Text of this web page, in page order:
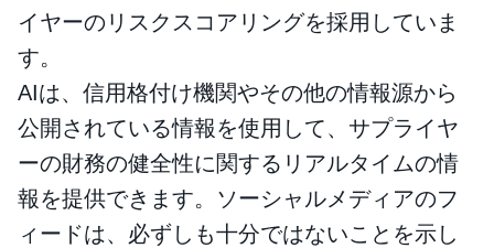
イヤーのリスクスコアリングを採用していま
す。
AIは、信用格付け機関やその他の情報源から
公開されている情報を使用して、サプライヤ
ーの財務の健全性に関するリアルタイムの情
報を提供できます。ソーシャルメディアのフ
ィードは、必ずしも十分ではないことを示し